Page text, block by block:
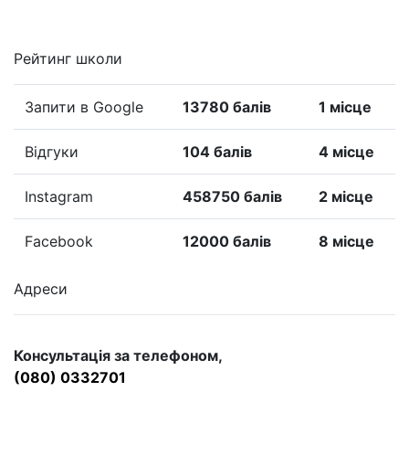
Рейтинг школи
Запити в Google 13780 балів 1 місце
Відгуки 104 балів 4 місце
Instagram 458750 балів 2 місце
Facebook 12000 балів 8 місце
Адреси
Консультація за телефоном,
(080) 0332701